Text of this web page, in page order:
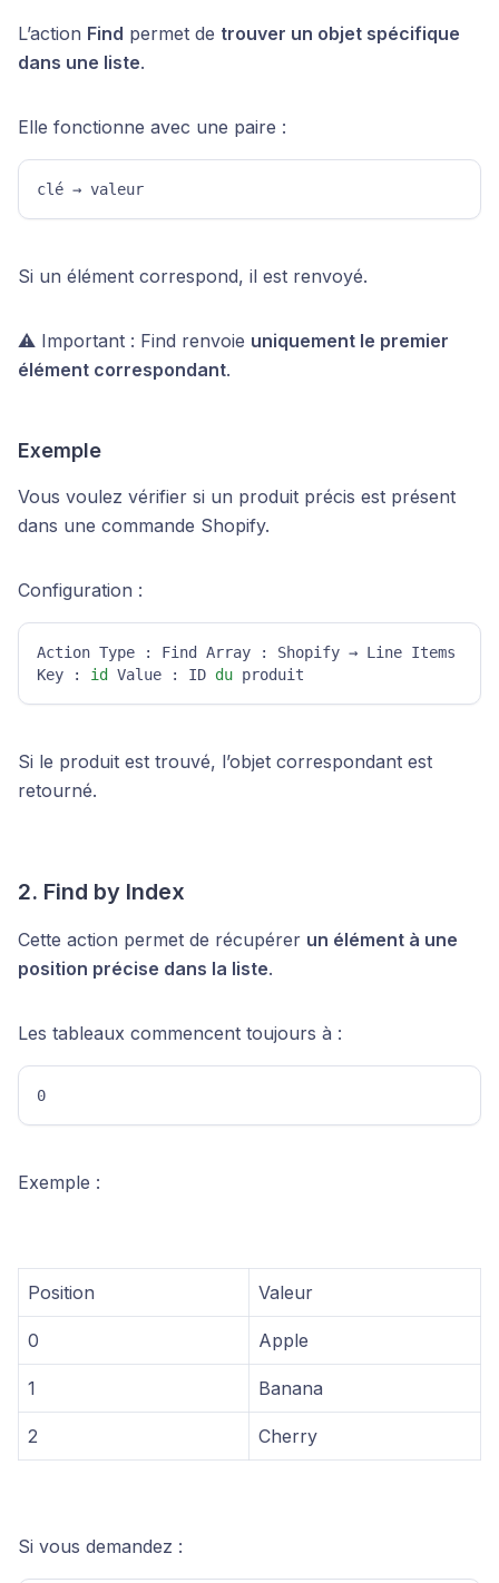
L’action Find permet de trouver un objet spécifique
dans une liste.
Elle fonctionne avec une paire :
clé → valeur
Si un élément correspond, il est renvoyé.
⚠️ Important : Find renvoie uniquement le premier
élément correspondant.
Exemple
Vous voulez vérifier si un produit précis est présent
dans une commande Shopify.
Configuration :
Action Type : Find Array : Shopify → Line Items
Key : id Value : ID du produit
Si le produit est trouvé, l’objet correspondant est
retourné.
2. Find by Index
Cette action permet de récupérer un élément à une
position précise dans la liste.
Les tableaux commencent toujours à :
0
Exemple :
Position Valeur
0 Apple
1 Banana
2 Cherry
Si vous demandez :